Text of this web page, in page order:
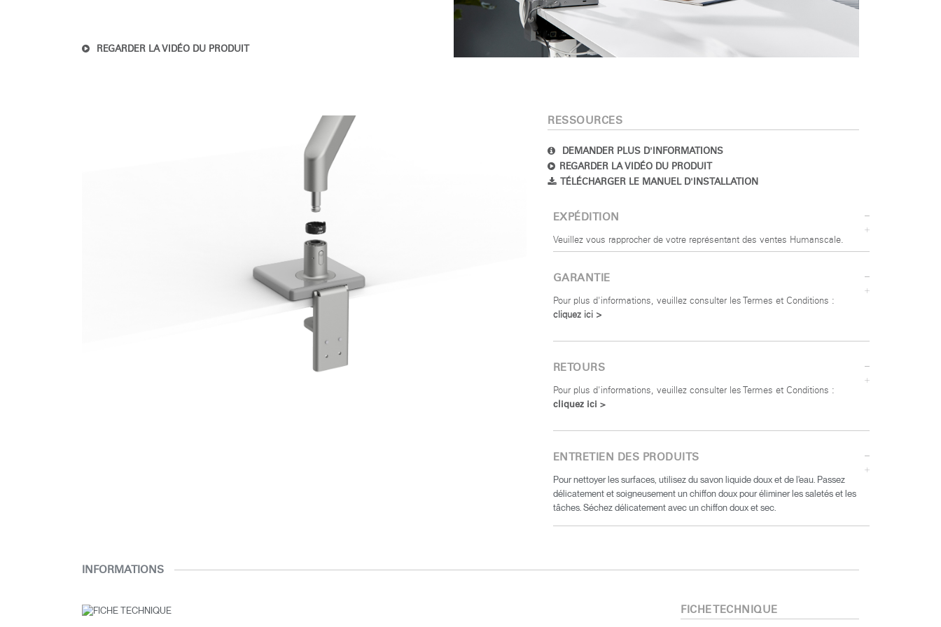
REGARDER LA VIDÉO DU PRODUIT
RESSOURCES
DEMANDER PLUS D'INFORMATIONS
REGARDER LA VIDÉO DU PRODUIT
TÉLÉCHARGER LE MANUEL D'INSTALLATION
EXPÉDITION
Veuillez vous rapprocher de votre représentant des ventes Humanscale.
GARANTIE
Pour plus d'informations, veuillez consulter les Termes et Conditions :
cliquez ici >
RETOURS
Pour plus d'informations, veuillez consulter les Termes et Conditions :
cliquez ici >
ENTRETIEN DES PRODUITS
Pour nettoyer les surfaces, utilisez du savon liquide doux et de l'eau. Passez
délicatement et soigneusement un chiffon doux pour éliminer les saletés et les
tâches. Séchez délicatement avec un chiffon doux et sec.
INFORMATIONS
FICHE TECHNIQUE